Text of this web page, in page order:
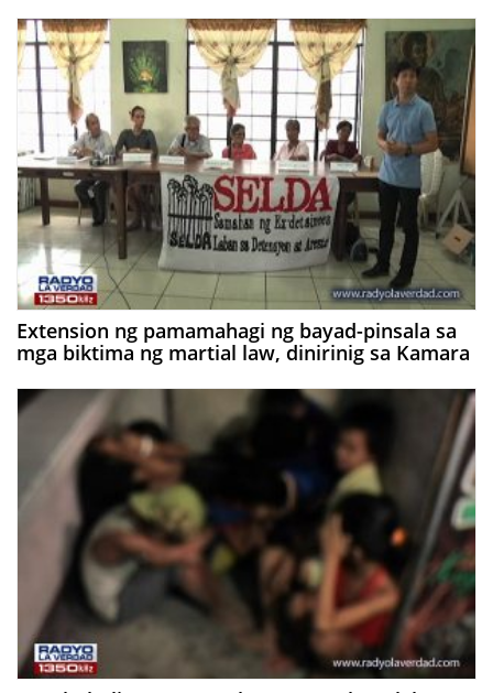
Extension ng pamamahagi ng bayad-pinsala sa
mga biktima ng martial law, dinirinig sa Kamara